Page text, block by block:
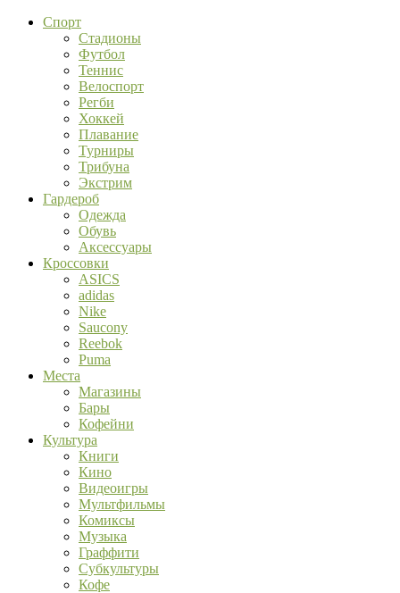
Спорт
Стадионы
Футбол
Теннис
Велоспорт
Регби
Хоккей
Плавание
Турниры
Трибуна
Экстрим
Гардероб
Одежда
Обувь
Аксессуары
Кроссовки
ASICS
adidas
Nike
Saucony
Reebok
Puma
Места
Магазины
Бары
Кофейни
Культура
Книги
Кино
Видеоигры
Мультфильмы
Комиксы
Музыка
Граффити
Субкультуры
Кофе